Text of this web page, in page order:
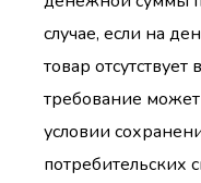
случае, если на
товар
требование
условии
потребительских